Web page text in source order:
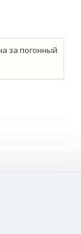
за погонный